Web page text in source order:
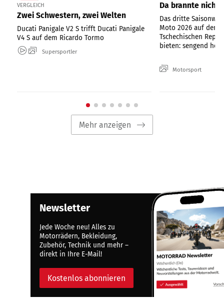
VERGLEICH
Zwei Schwestern, zwei Welten
Ducati Panigale V2 S trifft Ducati Panigale
V4 S auf dem Ricardo Tormo
Supersportler
Da brannte nicht
Das dritte
Moto 2026 auf dem
Tschechischen
bieten: sengend
Motorsport
Mehr anzeigen
Newsletter
Jede Woche neu! Alles zu
Motorrädern, Bekleidung,
Zubehör, Technik und mehr –
direkt in Ihre E-Mail!
Kostenlos abonnieren